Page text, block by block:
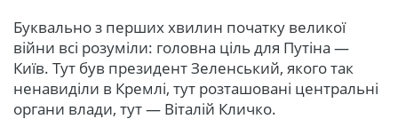
Буквально з перших хвилин початку великої
війни всі розуміли: головна ціль для Путіна —
Київ. Тут був президент Зеленський, якого так
ненавиділи в Кремлі, тут розташовані центральні
органи влади, тут — Віталій Кличко.